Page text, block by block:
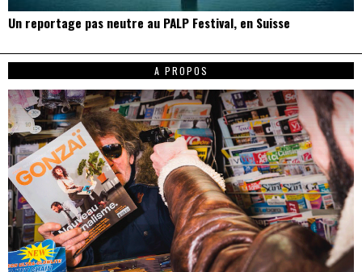
Un reportage pas neutre au PALP Festival, en Suisse
A PROPOS